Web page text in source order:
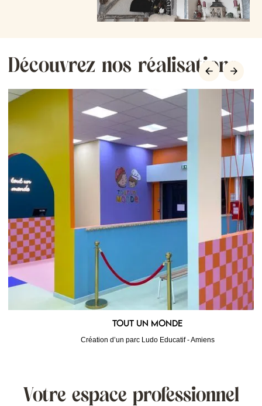
Découvrez nos réalisations
Tout un monde
Création d’un parc Ludo Educatif - Amiens
Votre espace professionnel